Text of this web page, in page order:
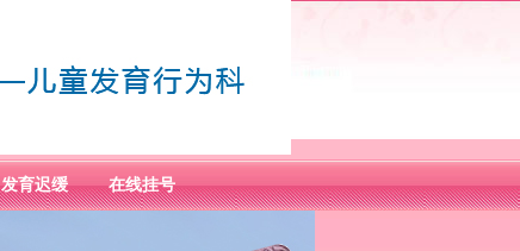
发育迟缓 在线挂号